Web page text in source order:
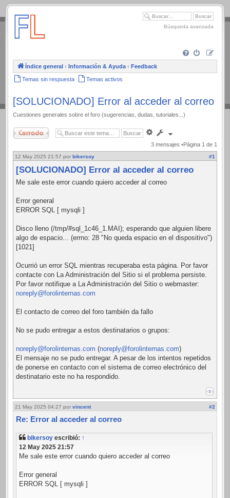
.
Búsqueda avanzada
Índice general ‹ Información & Ayuda ‹ Feedback
Temas sin respuesta Temas activos
[SOLUCIONADO] Error al acceder al correo
Cuestiones generales sobre el foro (sugerencias, dudas, tutoriales...)
Cerrado
Búsqueda
3 mensajes •Página 1 de 1
12 May 2025 21:57 por bikersoy #1
[SOLUCIONADO] Error al acceder al correo
Me sale este error cuando quiero acceder al correo
Error general
ERROR SQL [ mysqli ]
Disco lleno (/tmp/#sql_1c46_1.MAI); esperando que alguien libere
algo de espacio... (errno: 28 "No queda espacio en el dispositivo")
[1021]
Ocurrió un error SQL mientras recuperaba esta página. Por favor
contacte con La Administración del Sitio si el problema persiste.
Por favor notifique a La Administración del Sitio o webmaster:
noreply@forolinternas.com
El contacto de correo del foro también da fallo
No se pudo entregar a estos destinatarios o grupos:
noreply@forolinternas.com (noreply@forolinternas.com)
El mensaje no se pudo entregar. A pesar de los intentos repetidos
de ponerse en contacto con el sistema de correo electrónico del
destinatario este no ha respondido.
21 May 2025 04:27 por vincent #2
Re: Error al acceder al correo
bikersoy escribió: ↑
12 May 2025 21:57
Me sale este error cuando quiero acceder al correo
Error general
ERROR SQL [ mysqli ]